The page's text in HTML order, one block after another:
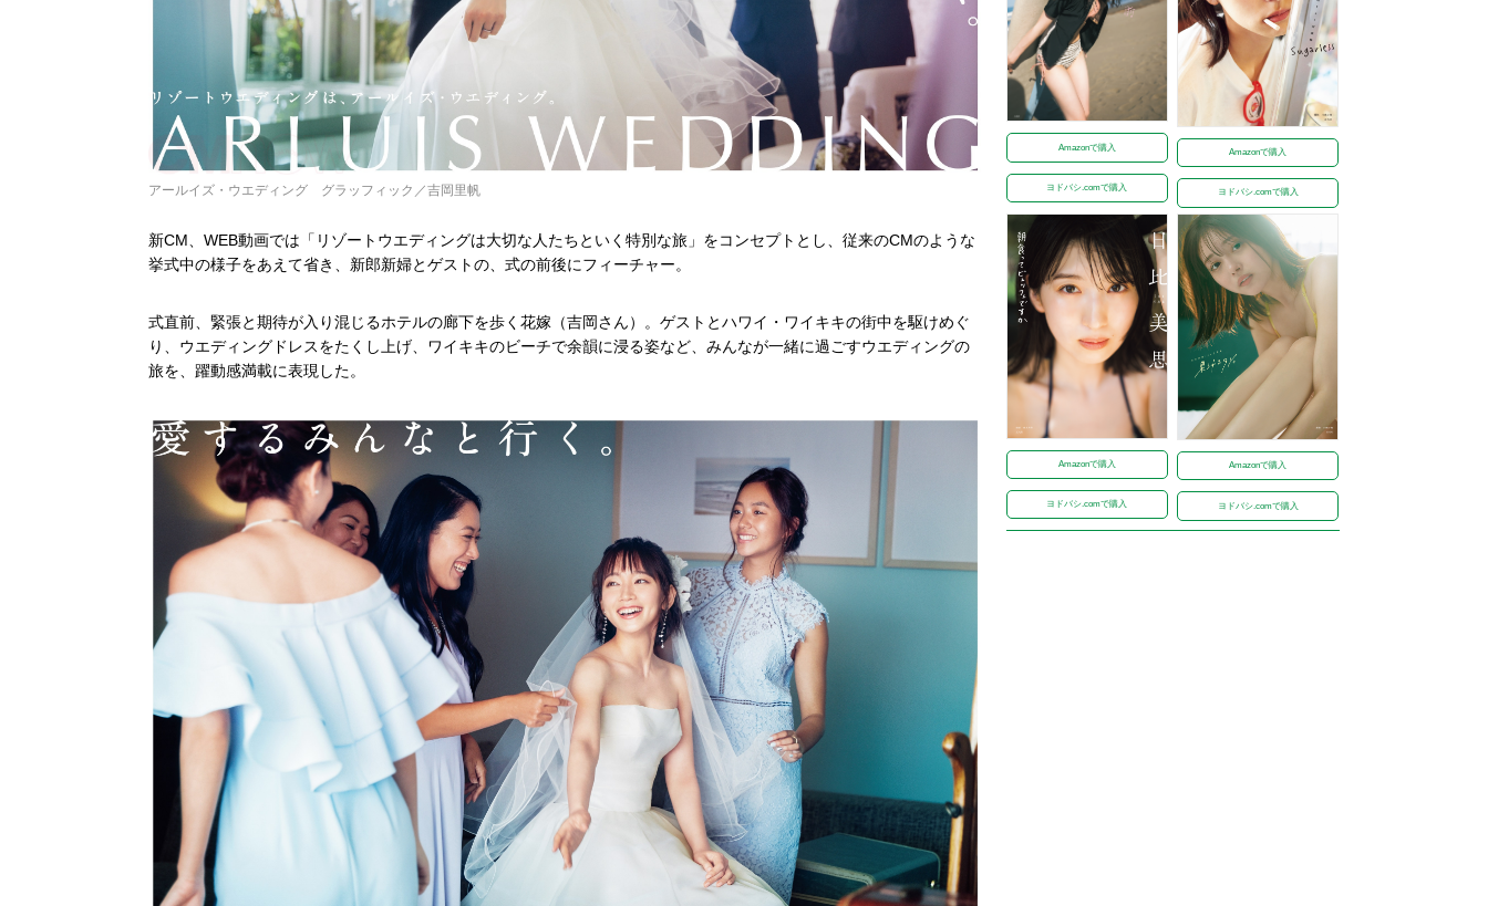
アールイズ・ウエディング グラッフィック／吉岡里帆
新CM、WEB動画では「リゾートウエディングは大切な人たちといく特別な旅」をコンセプトとし、従来のCMのような
挙式中の様子をあえて省き、新郎新婦とゲストの、式の前後にフィーチャー。
式直前、緊張と期待が入り混じるホテルの廊下を歩く花嫁（吉岡さん）。ゲストとハワイ・ワイキキの街中を駆けめぐ
り、ウエディングドレスをたくし上げ、ワイキキのビーチで余韻に浸る姿など、みんなが一緒に過ごすウエディングの
旅を、躍動感満載に表現した。
Amazonで購入
ヨドバシ.comで購入
Amazonで購入
ヨドバシ.comで購入
Amazonで購入
ヨドバシ.comで購入
Amazonで購入
ヨドバシ.comで購入